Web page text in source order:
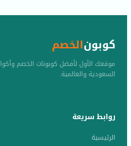
كوبونالخصم
موقعك الأول لأفضل كوبونات الخصم
السعودية والعالمية.
روابط سريعة
الرئيسية